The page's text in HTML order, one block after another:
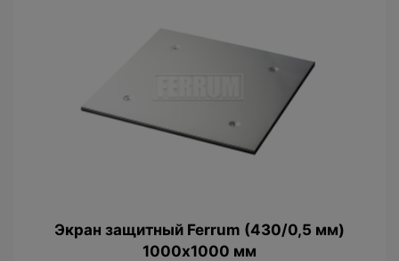
Экран защитный Ferrum (430/0,5 мм)
1000х1000 мм